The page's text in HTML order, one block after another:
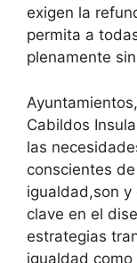
exigen la
permita a
plenamente
Cabildos
las
conscientes
igualdad,son y
clave en el
estrategias
igualdad